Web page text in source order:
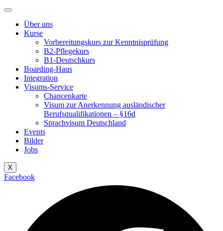
Über uns
Kurse
Vorbereitungskurs zur Kenntnisprüfung
B2-Pflegekurs
B1-Deutschkurs
Boarding-Haus
Integration
Visums-Service
Chancenkarte
Visum zur Anerkennung ausländischer
Berufsqualifikationen – §16d
Sprachvisum Deutschland
Events
Bilder
Jobs
X
Facebook